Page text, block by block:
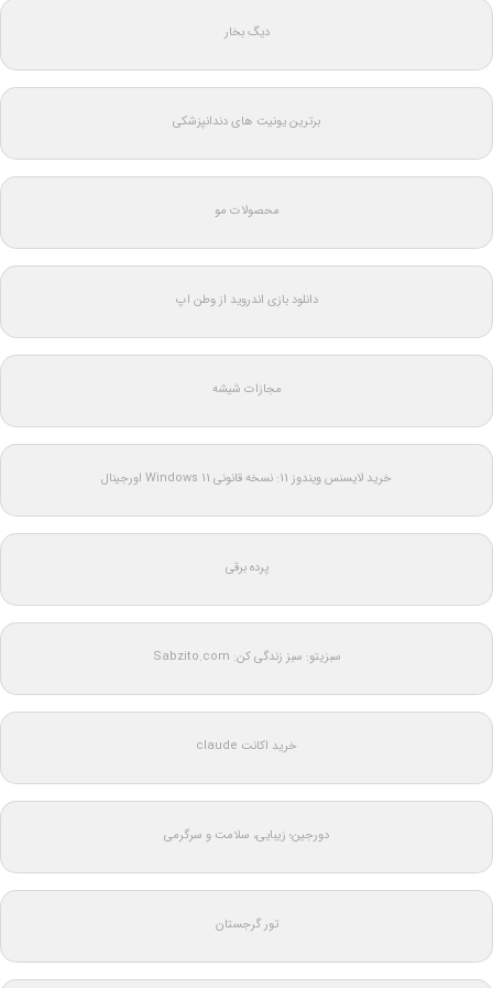
دیگ بخار
برترین یونیت های دندانپزشکی
محصولات مو
دانلود بازی اندروید از وطن اپ
مجازات شیشه
خرید لایسنس ویندوز 11: نسخه قانونی Windows 11 اورجینال
پرده برقی
سبزیتو: سبز زندگی کن: Sabzito.com
خرید اکانت claude
دورجین؛ زیبایی، سلامت و سرگرمی
تور گرجستان